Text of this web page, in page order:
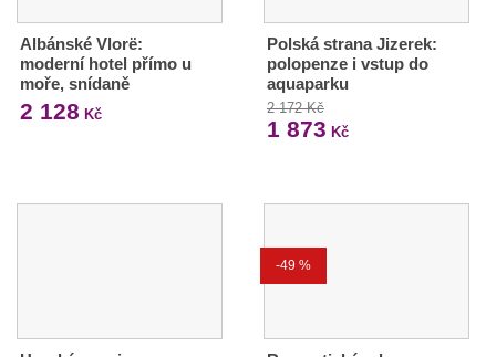
Albánské Vlorë:
moderní hotel přímo u
moře, snídaně
2 128 Kč
Polská strana Jizerek:
polopenze i vstup do
aquaparku
2 172 Kč
1 873 Kč
-49 %